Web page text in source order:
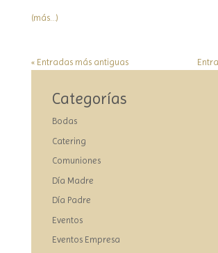
(más…)
« Entradas más antiguas
Categorías
Bodas
Catering
Comuniones
Día Madre
Día Padre
Eventos
Eventos Empresa